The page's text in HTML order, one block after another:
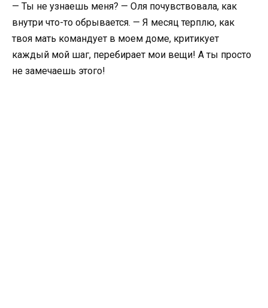
— Ты не узнаешь меня? — Оля почувствовала, как
внутри что-то обрывается. — Я месяц терплю, как
твоя мать командует в моем доме, критикует
каждый мой шаг, перебирает мои вещи! А ты просто
не замечаешь этого!